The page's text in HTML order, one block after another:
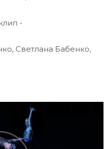
-
Светлана Бабенко,